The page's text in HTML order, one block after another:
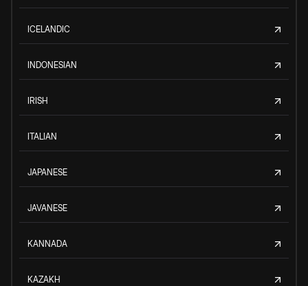
ICELANDIC
INDONESIAN
IRISH
ITALIAN
JAPANESE
JAVANESE
KANNADA
KAZAKH